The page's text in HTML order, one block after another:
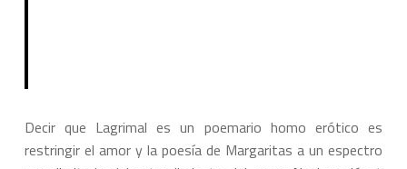
Decir que Lagrimal es un poemario homo erótico es
restringir el amor y la poesía de Margaritas a un espectro